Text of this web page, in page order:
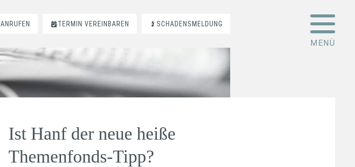
ANRUFEN TERMIN VEREINBAREN SCHADENSMELDUNG
Ist Hanf der neue heiße
Themenfonds-Tipp?